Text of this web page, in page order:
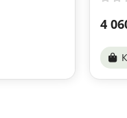
4